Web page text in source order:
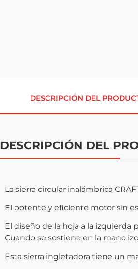
DESCRIPCIÓN DEL
DESCRIPCIÓN DEL
La sierra circular inalámbrica
El potente y eficiente motor sin
El diseño de la hoja a la izquierda
Cuando se sostiene en la mano
Esta sierra ingletadora tiene un